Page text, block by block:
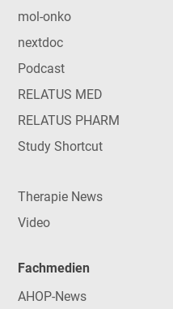
mol-onko
nextdoc
Podcast
RELATUS MED
RELATUS PHARM
Study Shortcut
Therapie News
Video
Fachmedien
AHOP-News